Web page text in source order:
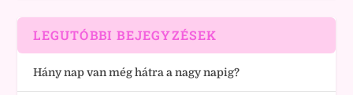
LEGUTÓBBI BEJEGYZÉSEK
Hány nap van még hátra a nagy napig?